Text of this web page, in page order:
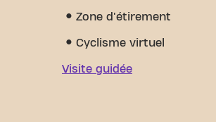
Zone d'étirement
Cyclisme virtuel
Visite guidée